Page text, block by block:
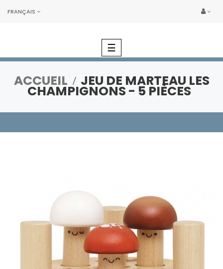
FRANÇAIS
Basculer
la
☰
ACCUEIL JEU DE MARTEAU LES
CHAMPIGNONS - 5 PIÈCES